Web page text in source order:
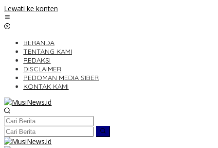
Lewati ke konten
BERANDA
TENTANG KAMI
REDAKSI
DISCLAIMER
PEDOMAN MEDIA SIBER
KONTAK KAMI